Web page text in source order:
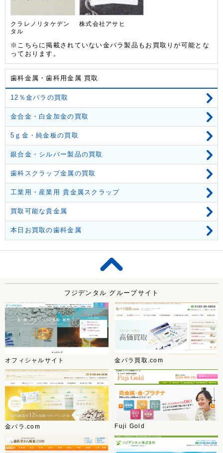
クラレノリタケデン
タル
株式会社アサヒ
※こちらに掲載されていない金パラ製品もお買取りが可能とな
っております。
歯科金属・歯科用金属 買取
12％金パラの買取
金合金・白金加金の買取
5ｇ金・純金板の買取
銀合金・シルバー製品の買取
歯科スクラップ金属の買取
工業用・産業用 貴金属スクラップ
買取可能な貴金属
本日お買取の歯科金属
フジデンタル グループサイト
オフィシャルサイト 金パラ買取.com
金パラ.com Fuji Gold